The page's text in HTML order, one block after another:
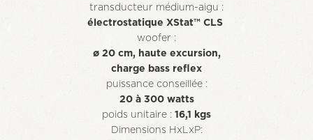
transducteur médium-aigu :
électrostatique XStat™ CLS
woo­fer :
ø 20 cm, hau­te ex­cur­sion,
char­ge bass reflex
puis­san­ce conseillée :
20 à 300 watts
poids uni­tai­re : 16,1 kgs
Dimensions HxLxP: